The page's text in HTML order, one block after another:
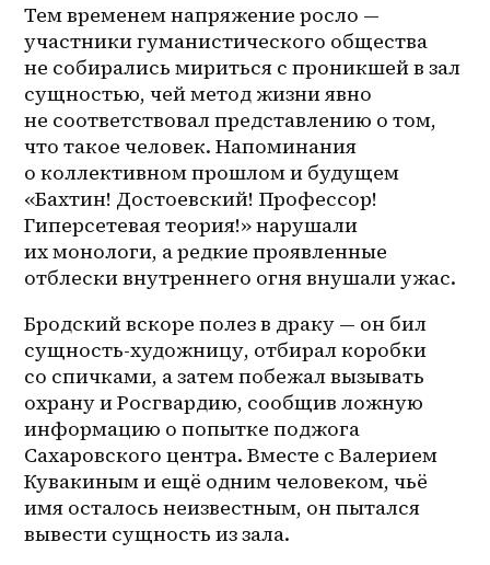
Тем временем напряжение росло —
участники гуманистического общества
не собирались мириться с проникшей в зал
сущностью, чей метод жизни явно
не соответствовал представлению о том,
что такое человек. Напоминания
о коллективном прошлом и будущем
«Бахтин! Достоевский! Профессор!
Гиперсетевая теория!» нарушали
их монологи, а редкие проявленные
отблески внутреннего огня внушали ужас.
Бродский вскоре полез в драку — он бил
сущность-художницу, отбирал коробки
со спичками, а затем побежал вызывать
охрану и Росгвардию, сообщив ложную
информацию о попытке поджога
Сахаровского центра. Вместе с Валерием
Кувакиным и ещё одним человеком, чьё
имя осталось неизвестным, он пытался
вывести сущность из зала.